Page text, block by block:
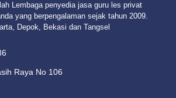
Lembaga penyedia jasa guru les privat
yang berpengalaman sejak tahun 2009.
Depok, Bekasi dan Tangsel
Raya No 106